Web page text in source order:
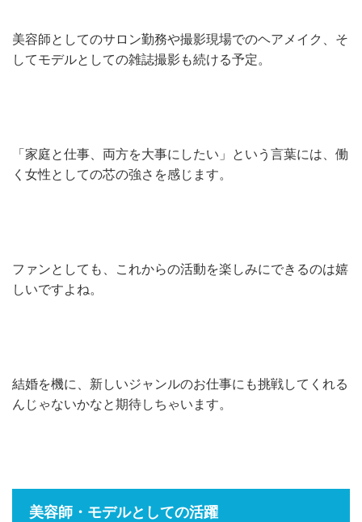
美容師としてのサロン勤務や撮影現場でのヘアメイク、そ
してモデルとしての雑誌撮影も続ける予定。
「家庭と仕事、両方を大事にしたい」という言葉には、働
く女性としての芯の強さを感じます。
ファンとしても、これからの活動を楽しみにできるのは嬉
しいですよね。
結婚を機に、新しいジャンルのお仕事にも挑戦してくれる
んじゃないかなと期待しちゃいます。
美容師・モデルとしての活躍